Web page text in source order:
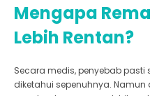
Mengapa
Lebih Rentan?
Secara medis, penyebab
diketahui sepenuhnya.